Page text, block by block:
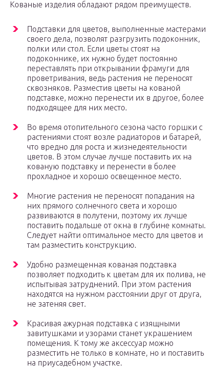
Кованые изделия обладают рядом преимуществ.
Подставки для цветов, выполненные мастерами
своего дела, позволят разгрузить подоконник,
полки или стол. Если цветы стоят на
подоконнике, их нужно будет постоянно
переставлять при открывании фрамуги для
проветривания, ведь растения не переносят
сквозняков. Разместив цветы на кованой
подставке, можно перенести их в другое, более
подходящее для них место.
Во время отопительного сезона часто горшки с
растениями стоят возле радиаторов и батарей,
что вредно для роста и жизнедеятельности
цветов. В этом случае лучше поставить их на
кованую подставку и перенести в более
прохладное и хорошо освещенное место.
Многие растения не переносят попадания на
них прямого солнечного света и хорошо
развиваются в полутени, поэтому их лучше
поставить подальше от окна в глубине комнаты.
Следует найти оптимальное место для цветов и
там разместить конструкцию.
Удобно размещенная кованая подставка
позволяет подходить к цветам для их полива, не
испытывая затруднений. При этом растения
находятся на нужном расстоянии друг от друга,
не затеняя свет.
Красивая ажурная подставка с изящными
завитушками и узорами станет украшением
помещения. К тому же аксессуар можно
разместить не только в комнате, но и поставить
на приусадебном участке.